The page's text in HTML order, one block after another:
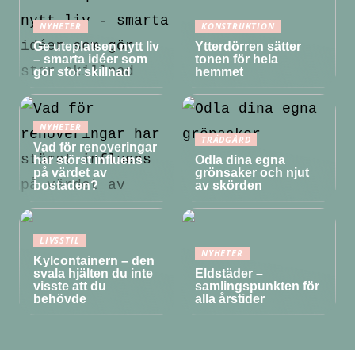
NYHETER
Ge uteplatsen nytt liv
– smarta idéer som
gör stor skillnad
KONSTRUKTION
Ytterdörren sätter
tonen för hela
hemmet
NYHETER
Vad för renoveringar
har störst influens
på värdet av
bostaden?
TRÄDGÅRD
Odla dina egna
grönsaker och njut
av skörden
LIVSSTIL
Kylcontainern – den
svala hjälten du inte
visste att du
behövde
NYHETER
Eldstäder –
samlingspunkten för
alla årstider